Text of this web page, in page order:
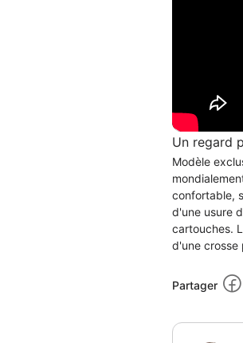
Un regard
Modèle
confortable,
d'une usure
cartouches.
d'une crosse
Partager